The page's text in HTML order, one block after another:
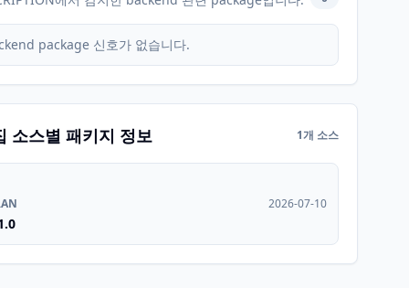
package 신호가 없습니다.
소스별 패키지 정보 1개 소스
2026-07-10